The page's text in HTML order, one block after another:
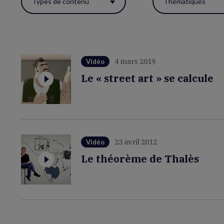
ces
réactualiser
page.
Vidéo 4 mars 2019
Le « street art » se calcule
Vidéo 23 avril 2012
Le théorème de Thalès